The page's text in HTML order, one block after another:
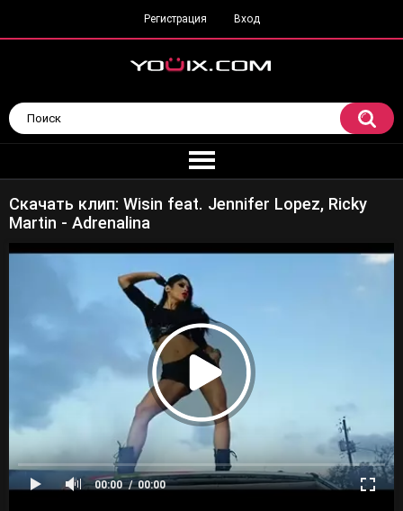
Регистрация Вход
Скачать клип: Wisin feat. Jennifer Lopez, Ricky
Martin - Adrenalina
00:00 00:00